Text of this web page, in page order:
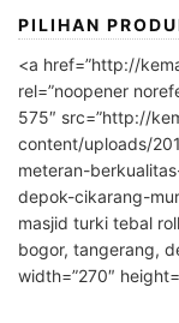
PILIHAN
<a href=”http://
rel=”noopener
575″ src=”http://
content/uploads/
meteran-
depok-cikarang-
masjid turki tebal
bogor, tangerang,
width=”270″